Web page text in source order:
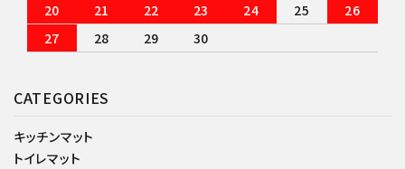
CATEGORIES
キッチンマット
トイレマット
20
21 22 23 24 25
26
27
28 29 30